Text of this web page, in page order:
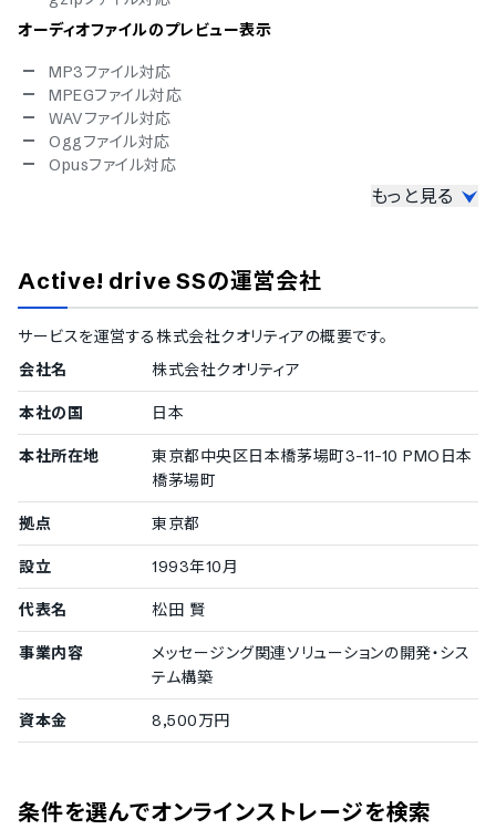
フランス語
イタリア語
日本語
韓国語
ノルウェー語
ポルトガル語
アラビア語
ブルガリア語
クロアチア語
チェコ語
ヘブライ語
ヒンディー語
ハンガリー語
ポーランド語
オーディオファイルのプレビュー表示
MP3ファイル対応
MPEGファイル対応
WAVファイル対応
Oggファイル対応
Opusファイル対応
GIFファイル対応
BMPファイル対応
TIFFファイル対応
HTMLファイル対応
PHPファイル対応
Cppファイル対応
Hファイル対応
HPPファイル対応
JSファイル対応
Javaファイル対応
PYファイル対応
テキストファイルのプレビュー表示
TXTファイル対応
動画ファイルファイルのプレビュー表示
MPEG-4ファイル対応
3GPPファイル対応
もっと見る
Active! drive SSの運営会社
サービスを運営する株式会社クオリティアの概要です。
会社名
株式会社クオリティア
本社の国 日本
本社所在地
東京都中央区日本橋茅場町3-11-10 PMO日本
橋茅場町
拠点 東京都
設立 1993年10月
代表名 松田 賢
事業内容
メッセージング関連ソリューションの開発・シス
テム構築
資本金 8,500万円
条件を選んでオンラインストレージを検索